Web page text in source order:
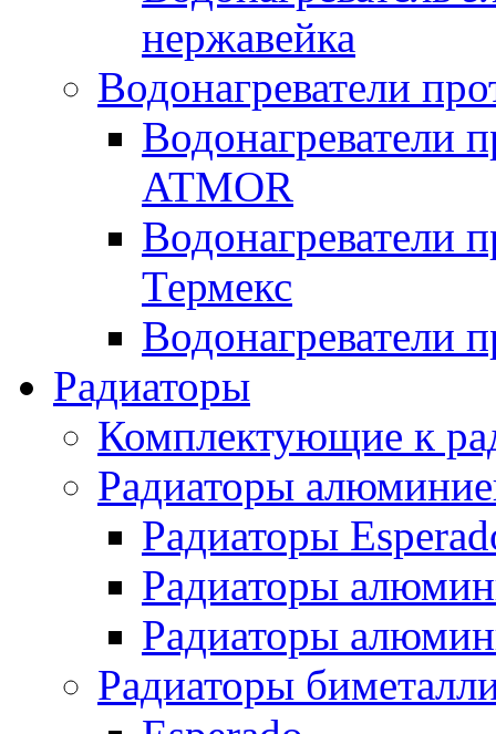
нержавейка
Водонагреватели
Водонагреватели
ATMOR
Водонагреватели
Термекс
Водонагреватели
Радиаторы
Комплектующие к
Радиаторы
Радиаторы
Радиаторы
Радиаторы
Радиаторы